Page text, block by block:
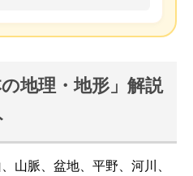
地理・地形」解説
山脈、盆地、平野、河川、